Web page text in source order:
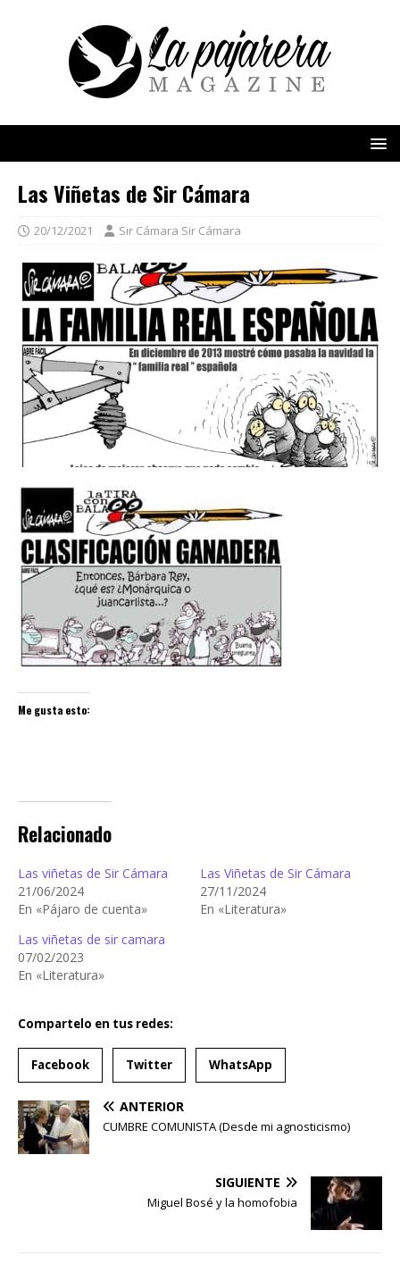
Las Viñetas de Sir Cámara
20/12/2021 Sir Cámara Sir Cámara
Me gusta esto:
Relacionado
Las viñetas de Sir Cámara
21/06/2024
En «Pájaro de cuenta»
Las Viñetas de Sir Cámara
27/11/2024
En «Literatura»
Las viñetas de sir camara
07/02/2023
En «Literatura»
Compartelo en tus redes:
Facebook Twitter WhatsApp
ANTERIOR
CUMBRE COMUNISTA (Desde mi agnosticismo)
SIGUIENTE
Miguel Bosé y la homofobia